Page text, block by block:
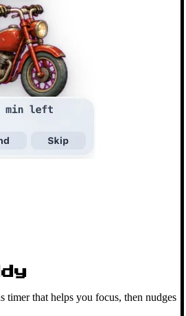
timer that helps you focus, then nudges